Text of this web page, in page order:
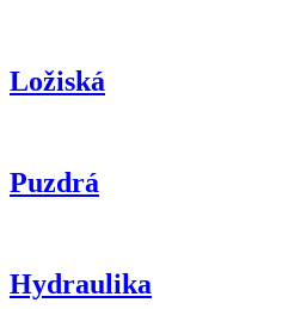
Ložiská
Puzdrá
Hydraulika